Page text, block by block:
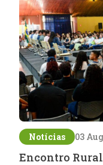
Notícias 03
Encontro